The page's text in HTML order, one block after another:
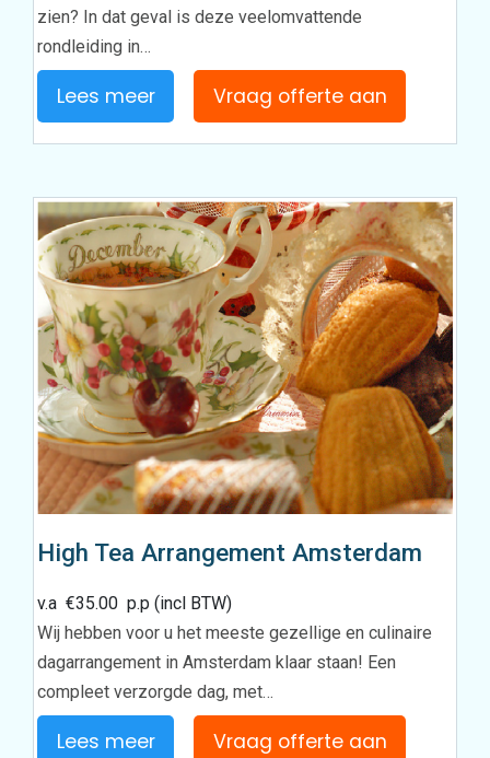
zien? In dat geval is deze veelomvattende
rondleiding in…
Lees meer Vraag offerte aan
High Tea Arrangement Amsterdam
v.a€35.00 p.p (incl BTW)
Wij hebben voor u het meeste gezellige en culinaire
dagarrangement in Amsterdam klaar staan! Een
compleet verzorgde dag, met…
Lees meer Vraag offerte aan